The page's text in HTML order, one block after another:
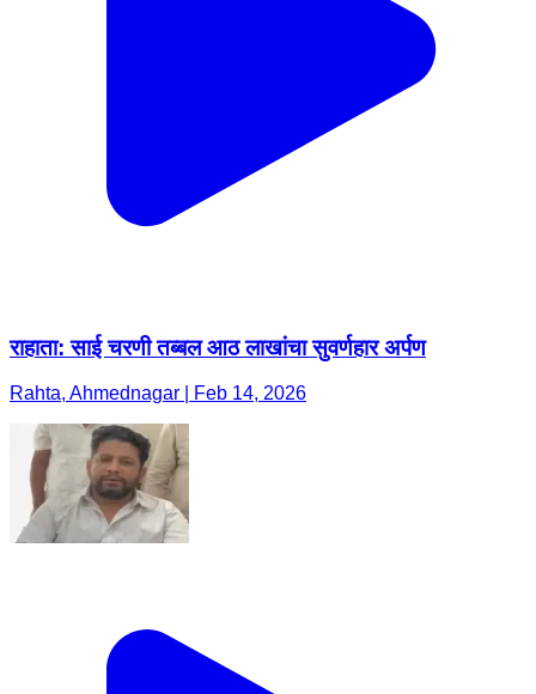
राहाता: साई चरणी तब्बल आठ लाखांचा सुवर्णहार अर्पण
Rahta, Ahmednagar | Feb 14, 2026